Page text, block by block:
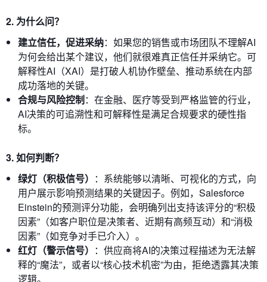
2. 为什么问？
建立信任，促进采纳：如果您的销售或市场团队不理解AI
为何会给出某个建议，他们就很难真正信任并采纳它。可
解释性AI（XAI）是打破人机协作壁垒、推动系统在内部
成功落地的关键。
合规与风险控制：在金融、医疗等受到严格监管的行业，
AI决策的可追溯性和可解释性是满足合规要求的硬性指
标。
3. 如何判断？
绿灯（积极信号） ：系统能够以清晰、可视化的方式，向
用户展示影响预测结果的关键因子。例如，Salesforce
Einstein的预测评分功能，会明确列出支持该评分的“积极
因素”（如客户职位是决策者、近期有高频互动）和“消极
因素”（如竞争对手已介入）。
红灯（警示信号） ：供应商将AI的决策过程描述为无法解
释的“魔法”，或者以“核心技术机密”为由，拒绝透露其决策
逻辑。